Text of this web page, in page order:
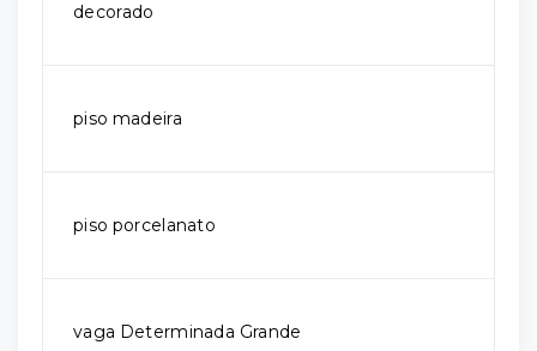
decorado
piso madeira
piso porcelanato
vaga Determinada Grande